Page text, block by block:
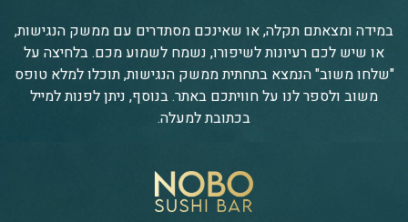
במידה ומצאתם תקלה, או שאינכם מסתדרים עם ממשק הנגישות,
או שיש לכם רעיונות לשיפורו, נשמח לשמוע מכם. בלחיצה על
"שלחו משוב" הנמצא בתחתית ממשק הנגישות, תוכלו למלא טופס
משוב ולספר לנו על חוויתכם באתר. בנוסף, ניתן לפנות למייל
בכתובת למעלה.